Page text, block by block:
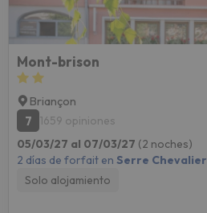
Mont-brison
Briançon
7
1659 opiniones
05/03/27 al 07/03/27 (2 noches)
2 días de forfait en Serre Chevalier
Solo alojamiento